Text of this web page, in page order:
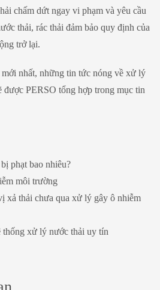
chấm dứt ngay vi phạm và yêu cầu
thải, rác thải đảm bảo quy định của
trở lại.
nhất, những tin tức nóng về xử lý
được PERSO tổng hợp trong mục tin
phạt bao nhiêu?
môi trường
xả thải chưa qua xử lý gây ô nhiễm
xử lý nước thải uy tín